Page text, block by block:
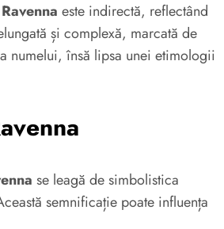
este indirectă, reflectând
și complexă, marcată de
numelui, însă lipsa unei etimologii
se leagă de simbolistica
semnificație poate influența